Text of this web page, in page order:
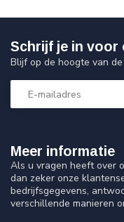
Meer informatie
Als u vragen heeft over
dan zeker onze
bedrijfsgegevens,
verschillende manieren
Schrijf je in voor
Blijf op de hoogte van